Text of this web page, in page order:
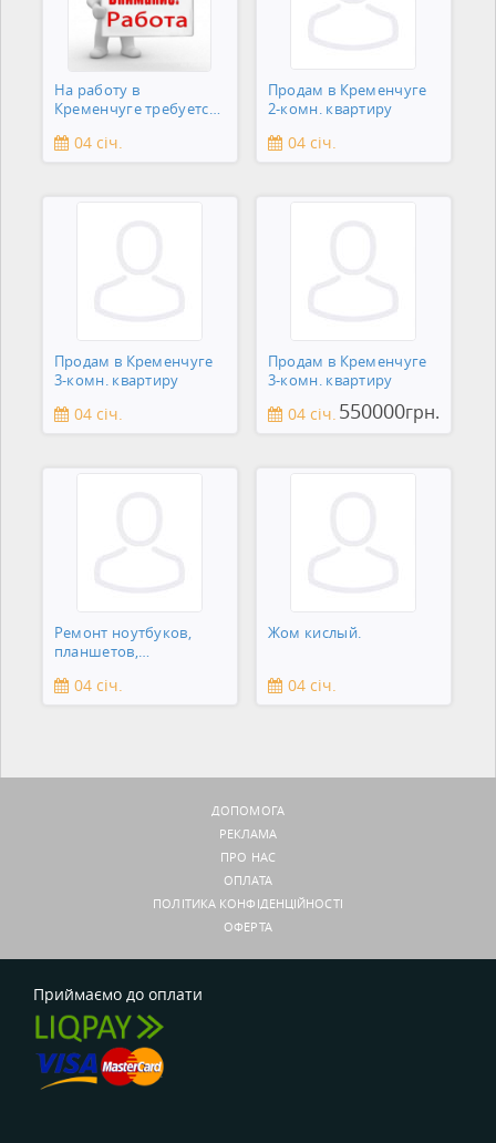
На работу в
Кременчуге требуется
04 січ.
Продам в Кременчуге
2-комн. квартиру
04 січ.
Продам в Кременчуге
3-комн. квартиру
04 січ.
Продам в Кременчуге
3-комн. квартиру
04 січ. 550000грн.
Ремонт ноутбуков,
планшетов,
зеркальны
04 січ.
Жом кислый.
04 січ.
ДОПОМОГА
РЕКЛАМА
ПРО НАС
ОПЛАТА
ПОЛІТИКА КОНФІДЕНЦІЙНОСТІ
ОФЕРТА
Приймаємо до оплати